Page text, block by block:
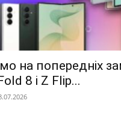
на попередніх
8 і Z Flip...